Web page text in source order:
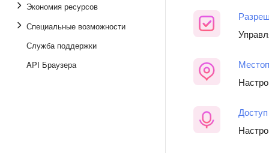
Экономия ресурсов
Специальные возможности
Служба поддержки
API Браузера